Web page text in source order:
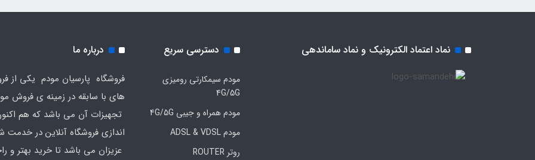
نماد اعتماد الکترونیک و نماد ساماندهی دسترسی سریع
مودم سیمکارتی رومیزی
4G/5G
مودم همراه و جیبی 4G/5G
مودم ADSL & VDSL
روتر ROUTER
درباره ما
فروشگاه پارسیان مودم یکی از
های با سابقه در زمینه ی فروش
تجهیزات آن می باشد که هم
اندازی فروشگاه آنلاین در خدمت
عزیزان می باشد تا خرید بهتر و